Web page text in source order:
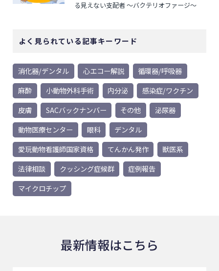
る見えない支配者 ～バクテリオファージ～
よく見られている記事キーワード
消化器/デンタル 心エコー解説
循環器/呼吸器
麻酔
小動物外科手術 内分泌
感染症/ワクチン
皮膚
SACバックナンバー その他
泌尿器
動物医療センター
眼科
デンタル
愛玩動物看護師国家資格
てんかん発作
獣医系
法律相談
クッシング症候群
症例報告
マイクロチップ
最新情報はこちら